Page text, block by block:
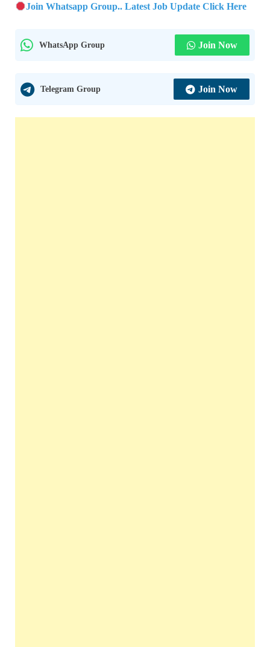
Join Whatsapp Group.. Latest Job Update Click Here
WhatsApp Group Join Now
Telegram Group Join Now